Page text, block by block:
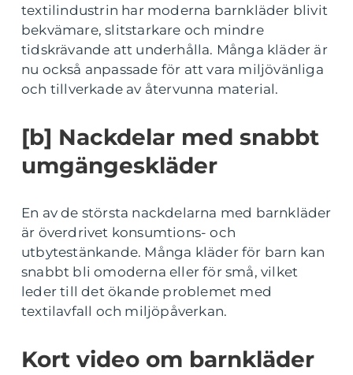
textilindustrin har moderna barnkläder blivit
bekvämare, slitstarkare och mindre
tidskrävande att underhålla. Många kläder är
nu också anpassade för att vara miljövänliga
och tillverkade av återvunna material.
[b] Nackdelar med snabbt
umgängeskläder
En av de största nackdelarna med barnkläder
är överdrivet konsumtions- och
utbytestänkande. Många kläder för barn kan
snabbt bli omoderna eller för små, vilket
leder till det ökande problemet med
textilavfall och miljöpåverkan.
Kort video om barnkläder